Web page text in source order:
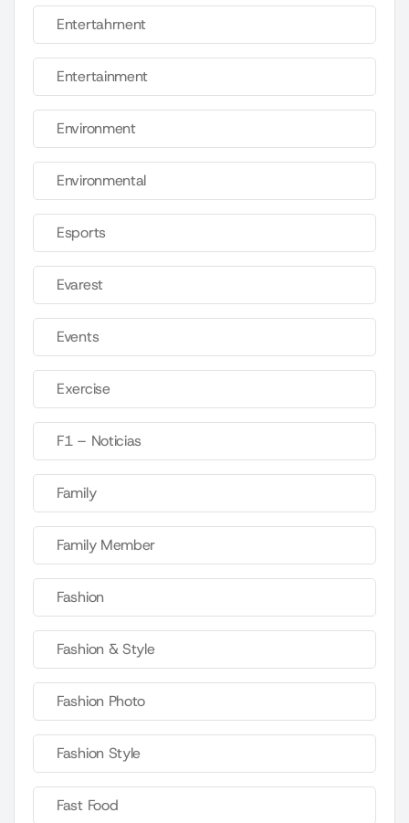
Entertahrnent
Entertainment
Environment
Environmental
Esports
Evarest
Events
Exercise
F1 – Noticias
Family
Family Member
Fashion
Fashion & Style
Fashion Photo
Fashion Style
Fast Food